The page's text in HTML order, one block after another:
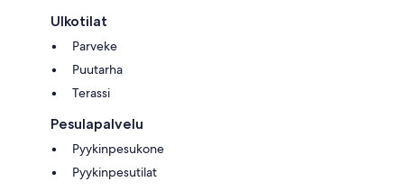
Ulkotilat
Parveke
Puutarha
Terassi
Pesulapalvelu
Pyykinpesukone
Pyykinpesutilat